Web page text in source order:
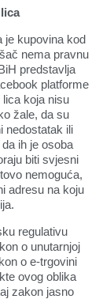
je kupovina kod
nema pravnu
predstavlja
platforme
koja nisu
žale, da su
nedostatak ili
ih je osoba
biti svjesni
nemoguća,
adresu na koju
regulativu
o unutarnjoj
o e-trgovini
ovog oblika
zakon jasno